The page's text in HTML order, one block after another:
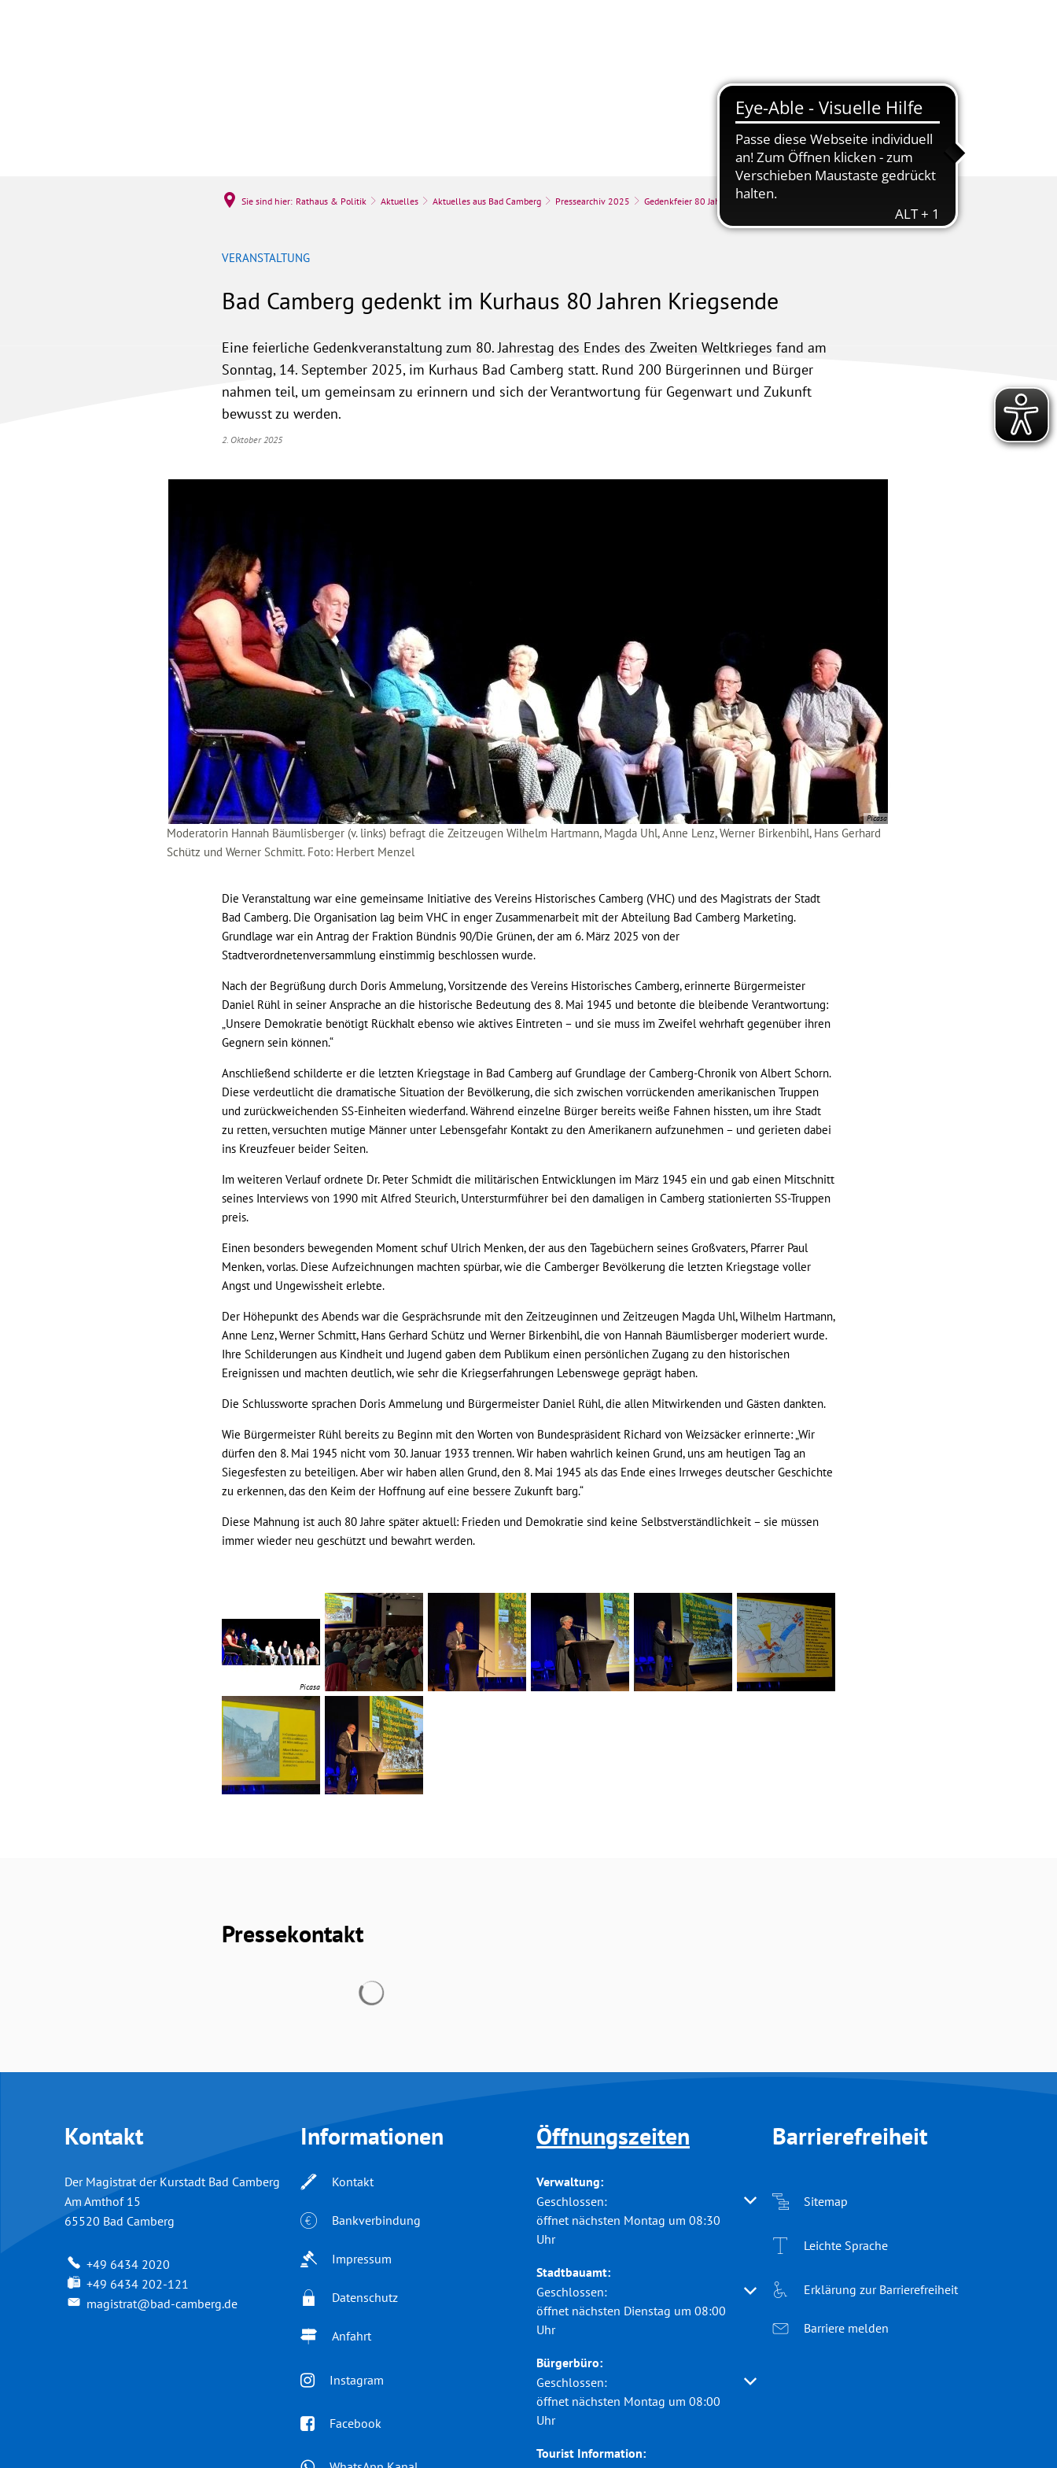
Bauen, Umwelt & Wirtschaft Kur & Tourismus
Sie sind hier: Rathaus & Politik Aktuelles Aktuelles aus Bad Camberg Pressearchiv 2025 Gedenkfeier 80 Jahre Kriegsende
VERANSTALTUNG
Bad Camberg gedenkt im Kurhaus 80 Jahren Kriegsende
Eine feierliche Gedenkveranstaltung zum 80. Jahrestag des Endes des Zweiten Weltkrieges fand am
Sonntag, 14. September 2025, im Kurhaus Bad Camberg statt. Rund 200 Bürgerinnen und Bürger
nahmen teil, um gemeinsam zu erinnern und sich der Verantwortung für Gegenwart und Zukunft
bewusst zu werden.
2. Oktober 2025
Picasa
Moderatorin Hannah Bäumlisberger (v. links) befragt die Zeitzeugen Wilhelm Hartmann, Magda Uhl, Anne Lenz, Werner Birkenbihl, Hans Gerhard
Schütz und Werner Schmitt. Foto: Herbert Menzel
Die Veranstaltung war eine gemeinsame Initiative des Vereins Historisches Camberg (VHC) und des Magistrats der Stadt
Bad Camberg. Die Organisation lag beim VHC in enger Zusammenarbeit mit der Abteilung Bad Camberg Marketing.
Grundlage war ein Antrag der Fraktion Bündnis 90/Die Grünen, der am 6. März 2025 von der
Stadtverordnetenversammlung einstimmig beschlossen wurde.
Nach der Begrüßung durch Doris Ammelung, Vorsitzende des Vereins Historisches Camberg, erinnerte Bürgermeister
Daniel Rühl in seiner Ansprache an die historische Bedeutung des 8. Mai 1945 und betonte die bleibende Verantwortung:
„Unsere Demokratie benötigt Rückhalt ebenso wie aktives Eintreten – und sie muss im Zweifel wehrhaft gegenüber ihren
Gegnern sein können.“
Anschließend schilderte er die letzten Kriegstage in Bad Camberg auf Grundlage der Camberg-Chronik von Albert Schorn.
Diese verdeutlicht die dramatische Situation der Bevölkerung, die sich zwischen vorrückenden amerikanischen Truppen
und zurückweichenden SS-Einheiten wiederfand. Während einzelne Bürger bereits weiße Fahnen hissten, um ihre Stadt
zu retten, versuchten mutige Männer unter Lebensgefahr Kontakt zu den Amerikanern aufzunehmen – und gerieten dabei
ins Kreuzfeuer beider Seiten.
Im weiteren Verlauf ordnete Dr. Peter Schmidt die militärischen Entwicklungen im März 1945 ein und gab einen Mitschnitt
seines Interviews von 1990 mit Alfred Steurich, Untersturmführer bei den damaligen in Camberg stationierten SS-Truppen
preis.
Einen besonders bewegenden Moment schuf Ulrich Menken, der aus den Tagebüchern seines Großvaters, Pfarrer Paul
Menken, vorlas. Diese Aufzeichnungen machten spürbar, wie die Camberger Bevölkerung die letzten Kriegstage voller
Angst und Ungewissheit erlebte.
Der Höhepunkt des Abends war die Gesprächsrunde mit den Zeitzeuginnen und Zeitzeugen Magda Uhl, Wilhelm Hartmann,
Anne Lenz, Werner Schmitt, Hans Gerhard Schütz und Werner Birkenbihl, die von Hannah Bäumlisberger moderiert wurde.
Ihre Schilderungen aus Kindheit und Jugend gaben dem Publikum einen persönlichen Zugang zu den historischen
Ereignissen und machten deutlich, wie sehr die Kriegserfahrungen Lebenswege geprägt haben.
Die Schlussworte sprachen Doris Ammelung und Bürgermeister Daniel Rühl, die allen Mitwirkenden und Gästen dankten.
Wie Bürgermeister Rühl bereits zu Beginn mit den Worten von Bundespräsident Richard von Weizsäcker erinnerte: „Wir
dürfen den 8. Mai 1945 nicht vom 30. Januar 1933 trennen. Wir haben wahrlich keinen Grund, uns am heutigen Tag an
Siegesfesten zu beteiligen. Aber wir haben allen Grund, den 8. Mai 1945 als das Ende eines Irrweges deutscher Geschichte
zu erkennen, das den Keim der Hoffnung auf eine bessere Zukunft barg.“
Diese Mahnung ist auch 80 Jahre später aktuell: Frieden und Demokratie sind keine Selbstverständlichkeit – sie müssen
immer wieder neu geschützt und bewahrt werden.
Picasa
Pressekontakt
Kontakt
Der Magistrat der Kurstadt Bad Camberg
Am Amthof 15
65520 Bad Camberg
+49 6434 2020
+49 6434 202-121
magistrat@bad-camberg.de
Informationen
Kontakt
Bankverbindung
Impressum
Datenschutz
Anfahrt
Instagram
Facebook
Öffnungszeiten
Verwaltung:
Klicken, um weitere Öffnungs- oder Schließzeiten auszublenden
Geschlossen:
öffnet nächsten Montag um 08:30
Uhr
Stadtbauamt:
Klicken, um weitere Öffnungs- oder Schließzeiten auszublenden
Geschlossen:
öffnet nächsten Dienstag um 08:00
Uhr
Bürgerbüro:
Klicken, um weitere Öffnungs- oder Schließzeiten auszublenden
Geschlossen:
öffnet nächsten Montag um 08:00
Uhr
Tourist Information:
Barrierefreiheit
Sitemap
Leichte Sprache
Erklärung zur Barrierefreiheit
Barriere melden